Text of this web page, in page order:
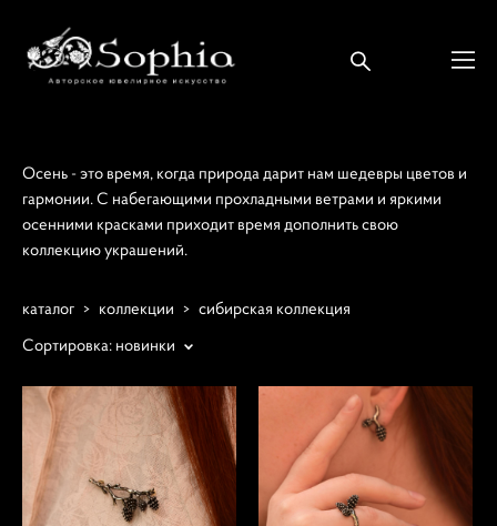
Осень - это время, когда природа дарит нам шедевры цветов и
гармонии. С набегающими прохладными ветрами и яркими
осенними красками приходит время дополнить свою
коллекцию украшений.
каталог > коллекции > сибирская коллекция
Сортировка: новинки